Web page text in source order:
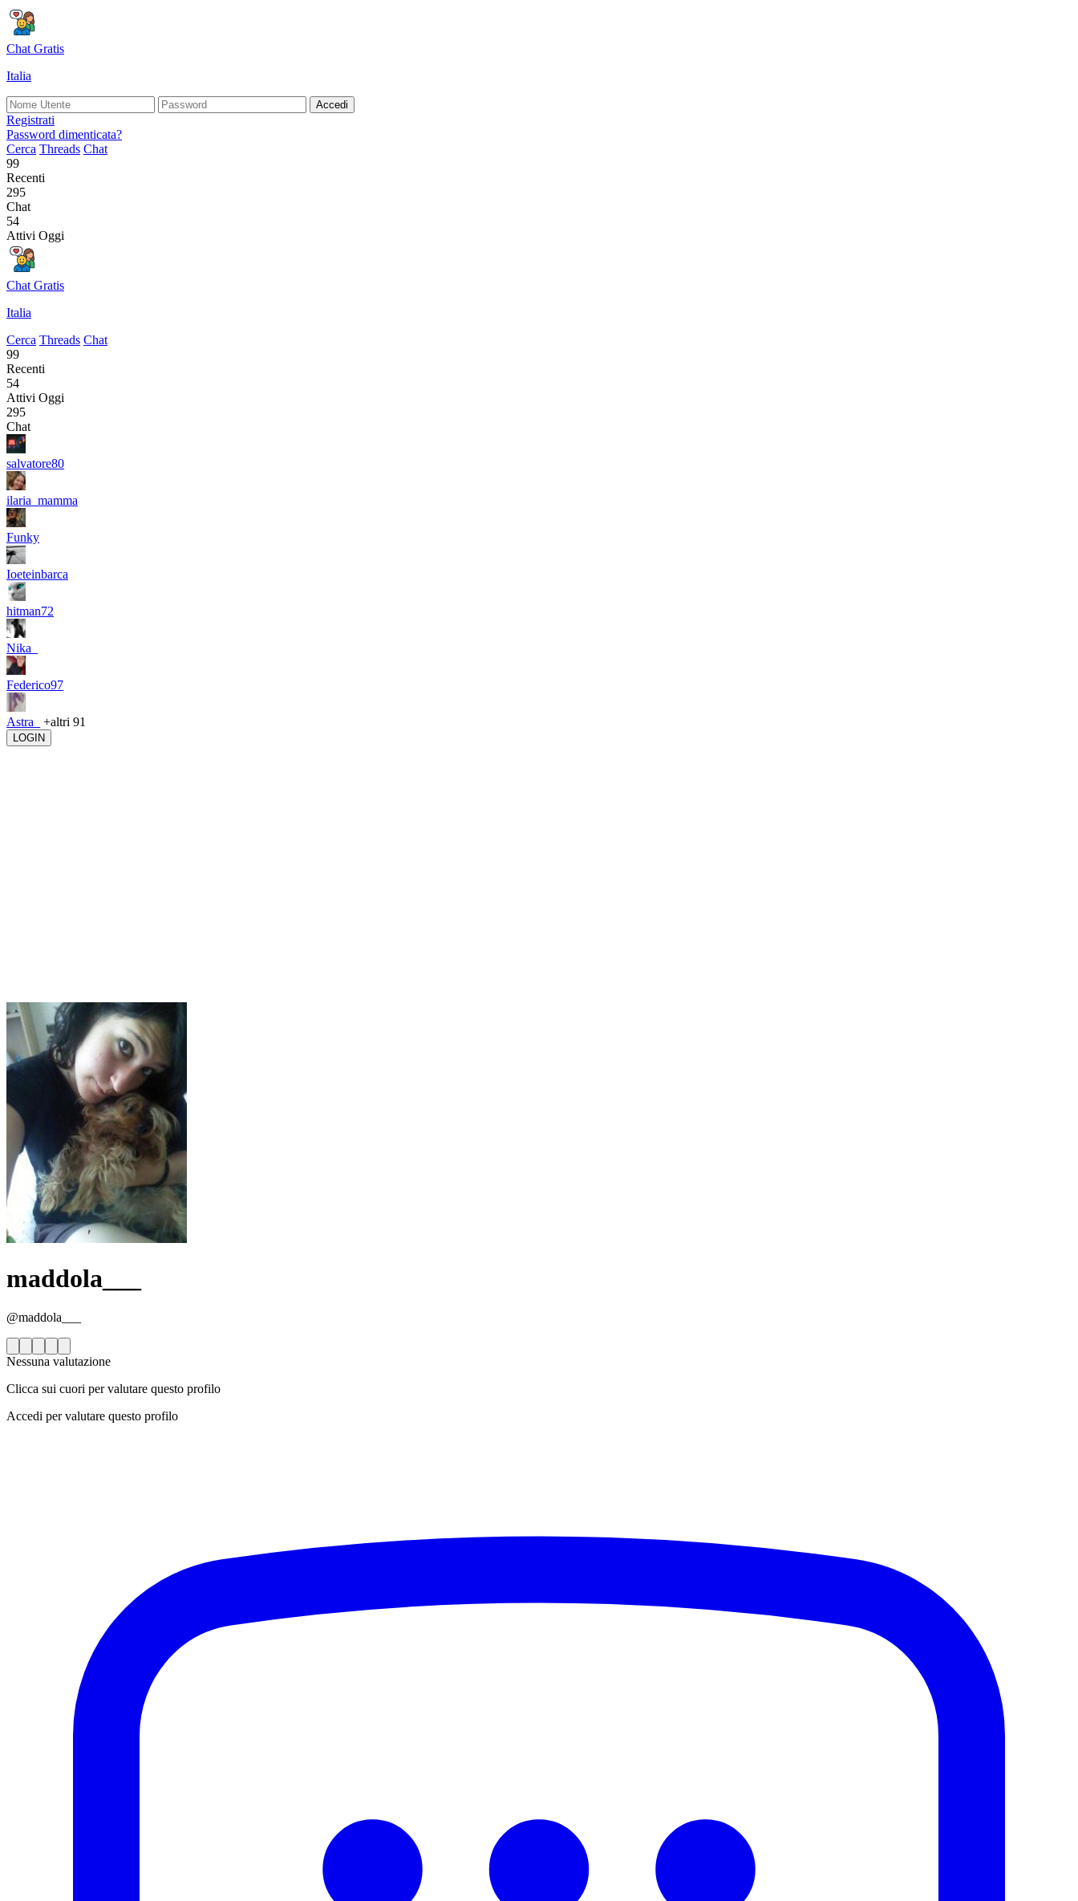
Chat Gratis
Italia
Accedi
Registrati
Password dimenticata?
Cerca Threads Chat
99
Recenti
295
Chat
54
Attivi Oggi
Chat Gratis
Italia
Cerca Threads Chat
99
Recenti
54
Attivi Oggi
295
Chat
salvatore80
ilaria_mamma
Funky
Ioeteinbarca
hitman72
Nika_
Federico97
Astra_ +altri 91
LOGIN
maddola___
@maddola___
Nessuna valutazione
Clicca sui cuori per valutare questo profilo
Accedi per valutare questo profilo